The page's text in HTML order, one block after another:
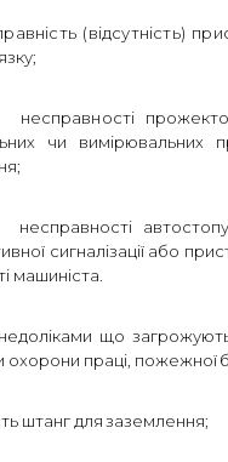
(відсутність)
несправності
чи вимірювальних
несправності
сигналізації або
машиніста.
що загрожують
праці, пожежної
штанг для заземлення;